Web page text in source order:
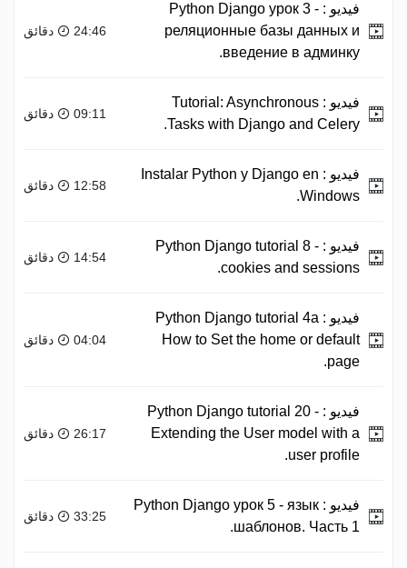
فيديو : Python Django урок 3 -
реляционные базы данных и
введение в админку.
24:46 دقائق
فيديو : Tutorial: Asynchronous
Tasks with Django and Celery.
09:11 دقائق
فيديو : Instalar Python y Django en
Windows.
12:58 دقائق
فيديو : Python Django tutorial 8 -
cookies and sessions.
14:54 دقائق
فيديو : Python Django tutorial 4a
How to Set the home or default
page.
04:04 دقائق
فيديو : Python Django tutorial 20 -
Extending the User model with a
user profile.
26:17 دقائق
فيديو : Python Django урок 5 - язык
шаблонов. Часть 1.
33:25 دقائق